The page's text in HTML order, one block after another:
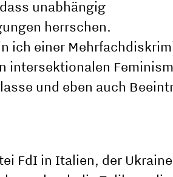
unabhängig
herrschen.
ich einer
intersektionalen
und eben auch
FdI in Italien, der